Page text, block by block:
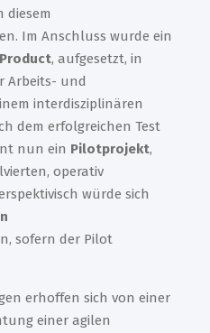
diesem
Im Anschluss wurde ein
, aufgesetzt, in
Arbeits- und
interdisziplinären
dem erfolgreichen Test
nun ein Pilotprojekt,
operativ
würde sich
sofern der Pilot
erhoffen sich von einer
einer agilen